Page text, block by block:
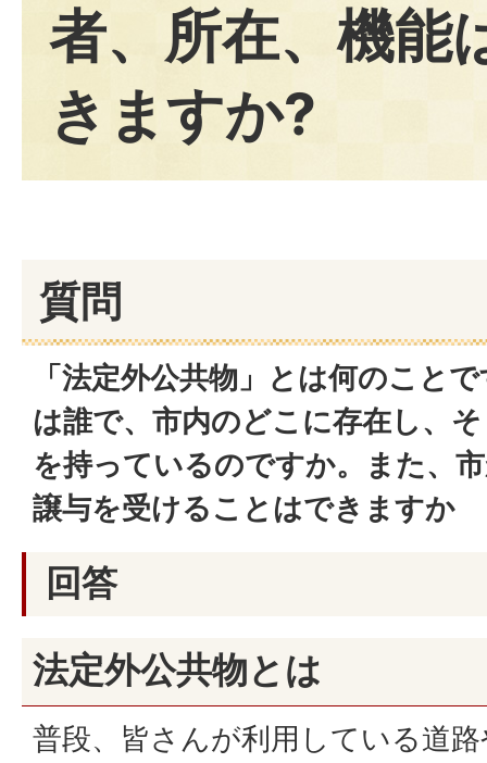
者、所在、機能
きますか?
質問
「法定外公共物」とは何のこと
は誰で、市内のどこに存在し、
を持っているのですか。また、
譲与を受けることはできますか
回答
法定外公共物とは
普段、皆さんが利用している道